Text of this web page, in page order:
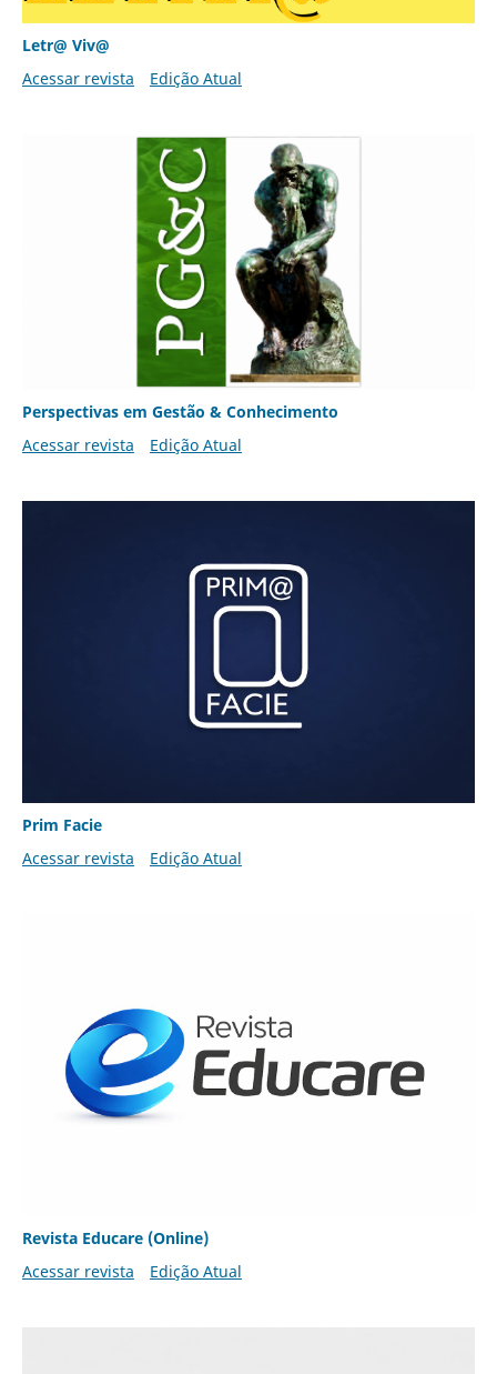
Letr@ Viv@
Acessar revista
Edição Atual
Perspectivas em Gestão & Conhecimento
Acessar revista
Edição Atual
Prim Facie
Acessar revista
Edição Atual
Revista Educare (Online)
Acessar revista
Edição Atual